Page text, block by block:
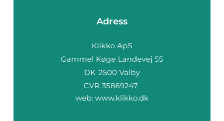
Adress
web: www.klikko.dk